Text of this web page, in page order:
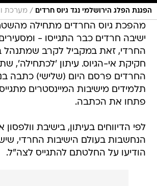
הפגנת הפלג הירושלמי נגד גיוס חרדים / מערכת
מהפכת גיוס החרדים מתחילה
ישיבה חרדים כבר התגייסו -
החרדי, זאת במקביל לקרב שמתנהל
חקיקת אי-הגיוס. עיתון 'לכתחילה',
החרדים פרסם היום (שלישי) כתבה
תלמידים מישיבות המיינסטרים
פתחו את הכתבה.
לפי הדיווחים בעיתון, בישיבת
הנחשבות בעולם הישיבות החרדי,
הודיעו על החלטתם להתגייס לצה"ל.